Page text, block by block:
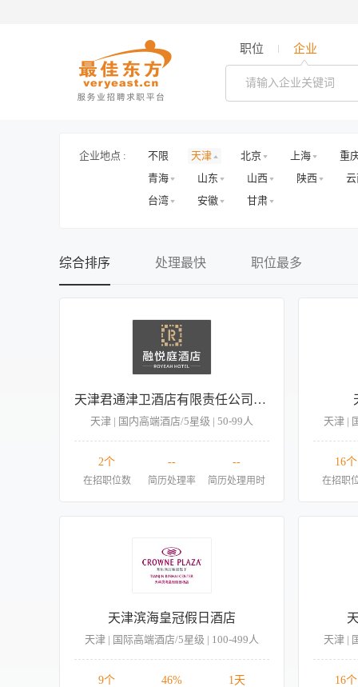
职位 企业
企业地点 : 不限 天津 北京 上海
重
青海
山东 山西 陕西
台湾
安徽 甘肃
综合排序 处理最快 职位最多
天津君通津卫酒店有限责任公司长城宾馆分公司
天津 | 国内高端酒店/5星级 | 50-99人
2个
在招职位数
--
简历处理率
--
简历处理用时
天津 |
16个
在招职
天津滨海皇冠假日酒店
天津 | 国际高端酒店/5星级 | 100-499人
9个 46% 1天
天津 |
16个